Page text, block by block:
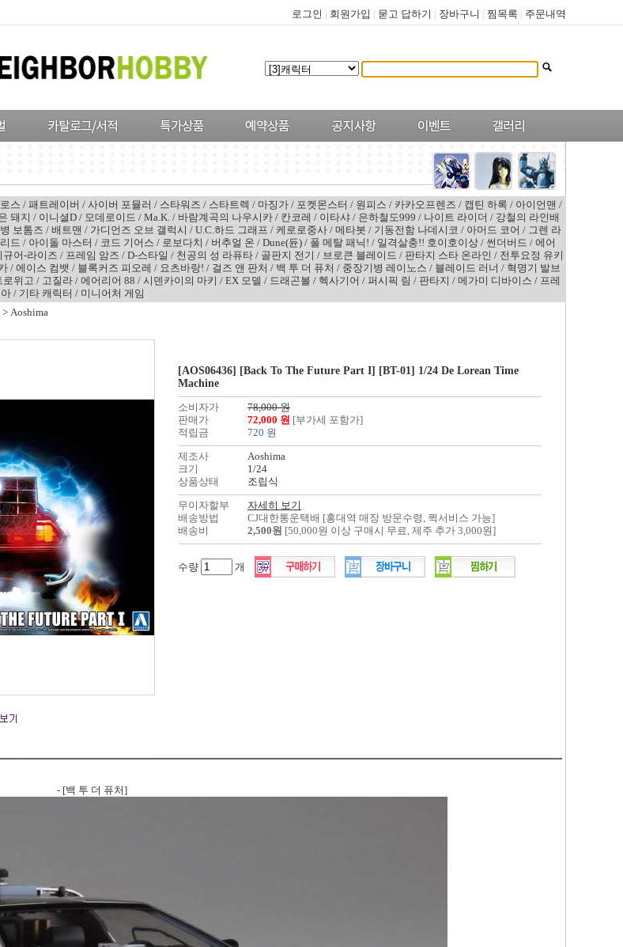
로그인 | 회원가입 | 묻고 답하기 | 장바구니 | 찜목록 | 주문내역
스 / 패트레이버 / 사이버 포뮬러 / 스타워즈 / 스타트렉 / 마징가 / 포켓몬스터 / 원피스 / 카카오프렌즈 / 캡틴 하록 / 아이언맨 /
돼지 / 이니셜D / 모데로이드 / Ma.K. / 바람계곡의 나우시카 / 칸코레 / 이타샤 / 은하철도999 / 나이트 라이더 / 강철의 라인배
보톰즈 / 배트맨 / 가디언즈 오브 갤럭시 / U.C.하드 그래프 / 케로로중사 / 메타봇 / 기동전함 나데시코 / 아머드 코어 / 그렌 라
드 / 아이돌 마스터 / 코드 기어스 / 로보다치 / 버추얼 온 / Dune(듄) / 풀 메탈 패닉! / 일격살충!! 호이호이상 / 썬더버드 / 에어
규어-라이즈 / 프레임 암즈 / D-스타일 / 천공의 성 라퓨타 / 골판지 전기 / 브로큰 블레이드 / 판타지 스타 온라인 / 전투요정 유키
/ 에이스 컴뱃 / 블록커즈 피오레 / 요츠바랑! / 걸즈 앤 판처 / 백 투 더 퓨처 / 중장기병 레이노스 / 블레이드 러너 / 혁명기 발브
로위고 / 고질라 / 에어리어 88 / 시덴카이의 마키 / EX 모델 / 드래곤볼 / 헥사기어 / 퍼시픽 림 / 판타지 / 메가미 디바이스 / 프레
/ 기타 캐릭터 / 미니어처 게임
> Aoshima
[AOS06436] [Back To The Future Part I] [BT-01] 1/24 De Lorean Time
Machine
소비자가
78,000 원
판매가
72,000 원 [부가세 포함가]
적립금
720 원
제조사
Aoshima
크기
1/24
상품상태
조립식
무이자할부
자세히 보기
배송방법
CJ대한통운택배 [홍대역 매장 방문수령, 퀵서비스 가능]
배송비
2,500원 [50,000원 이상 구매시 무료, 제주 추가 3,000원]
수량 개
- [백 투 더 퓨처]